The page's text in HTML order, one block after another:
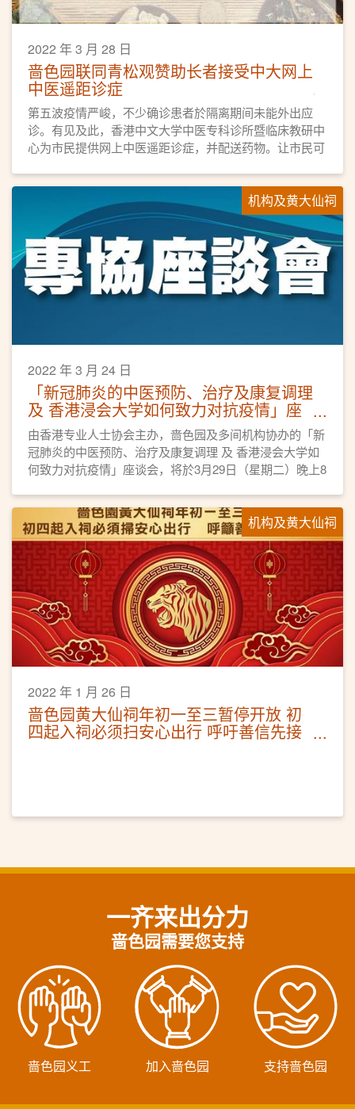
2022 年 3 月 28 日
啬色园联同青松观赞助长者接受中大网上
中医遥距诊症
​第五波疫情严峻，不少确诊患者於隔离期间未能外出应
诊。有见及此，香港中文大学中医专科诊所暨临床教研中
心为市民提供网上中医遥距诊症，并配送药物。让市民可
机构及黄大仙祠
2022 年 3 月 24 日
「新冠肺炎的中医预防、治疗及康复调理
及 香港浸会大学如何致力对抗疫情」座
谈会
由香港专业人士协会主办，啬色园及多间机构协办的「新
冠肺炎的中医预防、治疗及康复调理 及 香港浸会大学如
何致力对抗疫情」座谈会，将於3月29日（星期二）晚上8
机构及黄大仙祠
2022 年 1 月 26 日
啬色园黄大仙祠年初一至三暂停开放 初
四起入祠必须扫安心出行 呼吁善信先接
一齐来出分力
啬色园需要您支持
啬色园义工 加入啬色园 支持啬色园